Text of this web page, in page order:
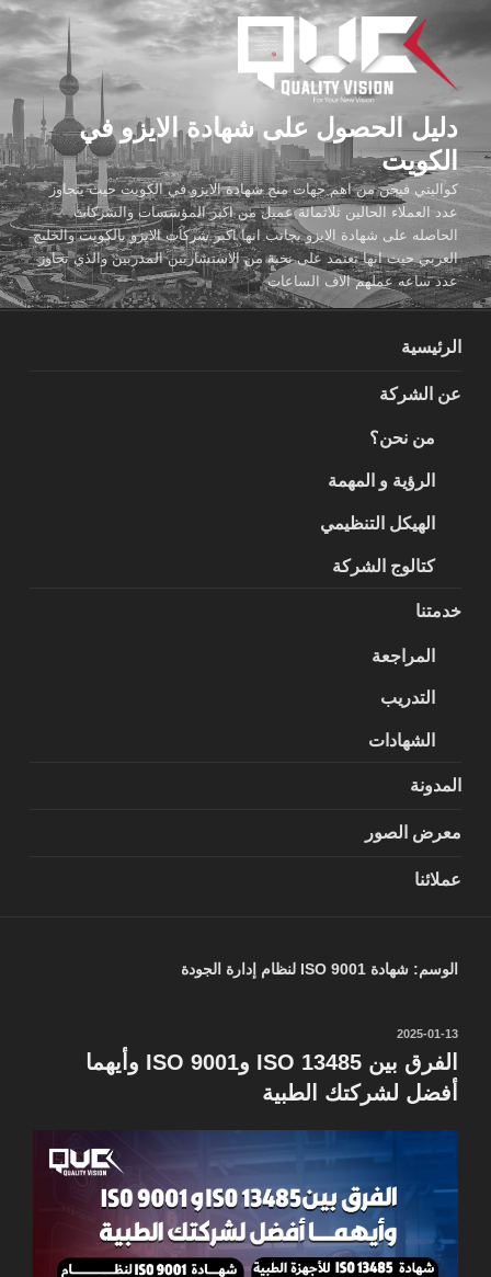
المحتوى
دليل الحصول على شهادة الايزو في
الكويت
كواليتي فيجن من اهم جهات منح شهادة الايزو في الكويت حيث يتجاوز
عدد العملاء الحالين ثلاثمائة عميل من اكبر المؤسسات والشركات
الحاصله على شهادة الايزو بجانب انها اكبر شركات الايزو بالكويت والخليج
العربي حيث انها تعتمد على نخبة من الاستشاريين المدربين والذي تجاوز
عدد ساعه عملهم الاف الساعات
الرئيسية
عن الشركة
من نحن؟
الرؤية و المهمة
الهيكل التنظيمي
كتالوج الشركة
خدمتنا
المراجعة
التدريب
الشهادات
المدونة
معرض الصور
عملائنا
الوسم: شهادة ISO 9001 لنظام إدارة الجودة
نُشر
في
2025-01-13
الفرق بين ISO 13485 وISO 9001 وأيهما
أفضل لشركتك الطبية